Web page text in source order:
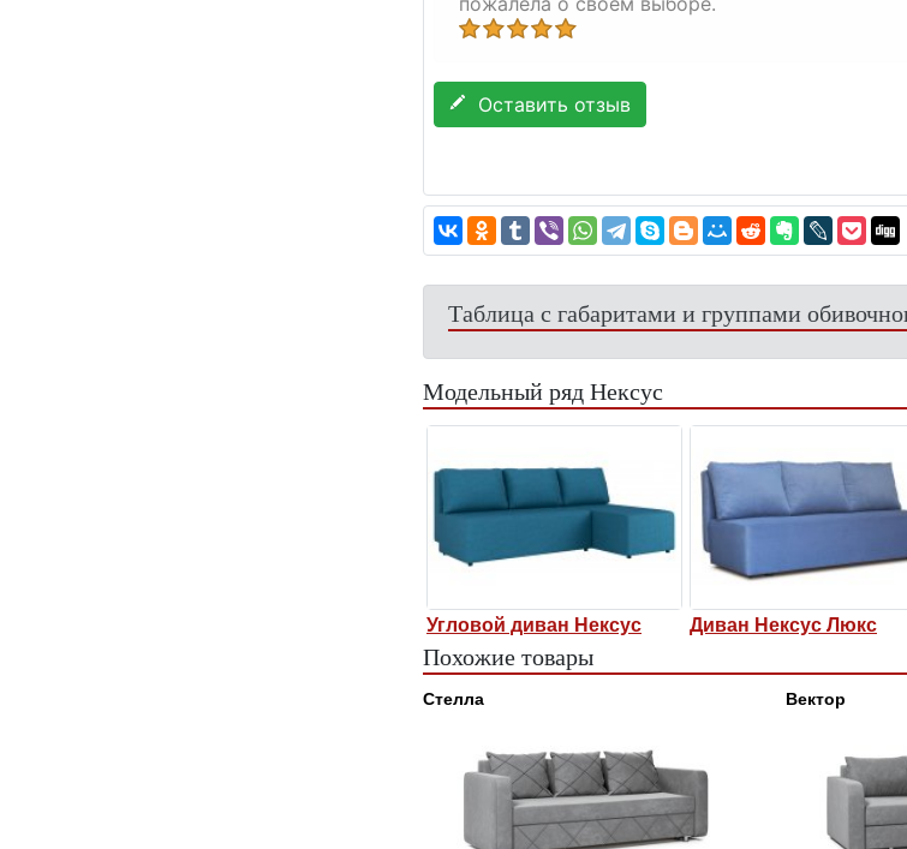
Оставить отзыв
Таблица с габаритами и группами
Модельный ряд Нексус
Угловой диван Нексус Диван Нексус Люкс
Похожие товары
Стелла Вектор